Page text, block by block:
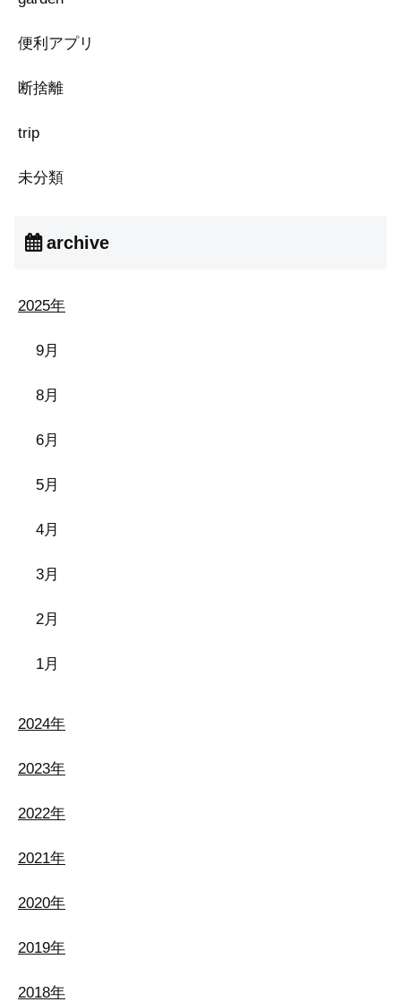
便利アプリ
断捨離
trip
未分類
archive
2025年
9月
8月
6月
5月
4月
3月
2月
1月
2024年
2023年
2022年
2021年
2020年
2019年
2018年